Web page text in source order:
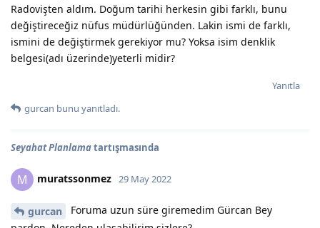
Radovişten aldım. Doğum tarihi herkesin gibi farklı, bunu
değiştireceğiz nüfus müdürlüğünden. Lakin ismi de farklı,
ismini de değiştirmek gerekiyor mu? Yoksa isim denklik
belgesi(adı üzerinde)yeterli midir?
Yanıtla
gurcan bunu yanıtladı.
Seyahat Planlamatartışmasında
M muratssonmez 29 May 2022
gurcan
Foruma uzun süre giremedim Gürcan Bey